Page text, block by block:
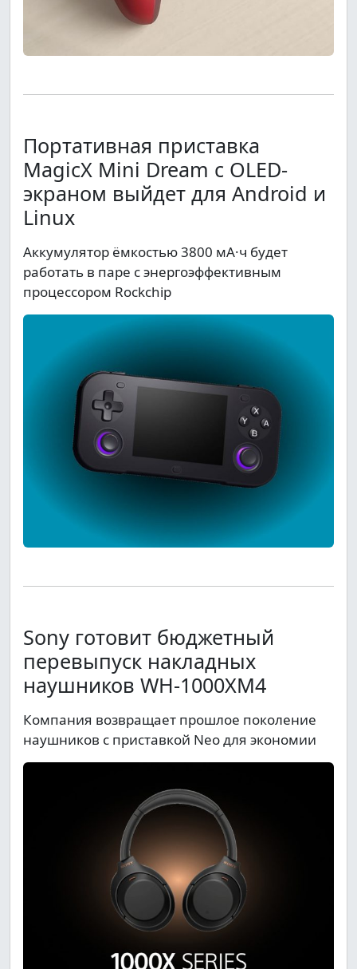
Портативная приставка
MagicX Mini Dream с OLED-
экраном выйдет для Android и
Linux
Аккумулятор ёмкостью 3800 мА·ч будет
работать в паре с энергоэффективным
процессором Rockchip
Sony готовит бюджетный
перевыпуск накладных
наушников WH-1000XM4
Компания возвращает прошлое поколение
наушников с приставкой Neo для экономии